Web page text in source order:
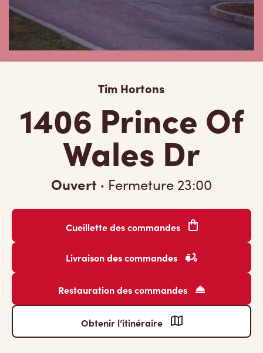
Tim Hortons
1406 Prince Of
Wales Dr
Ouvert · Fermeture 23:00
Cueillette des commandes
Livraison des commandes
Restauration des commandes
Obtenir l’itinéraire